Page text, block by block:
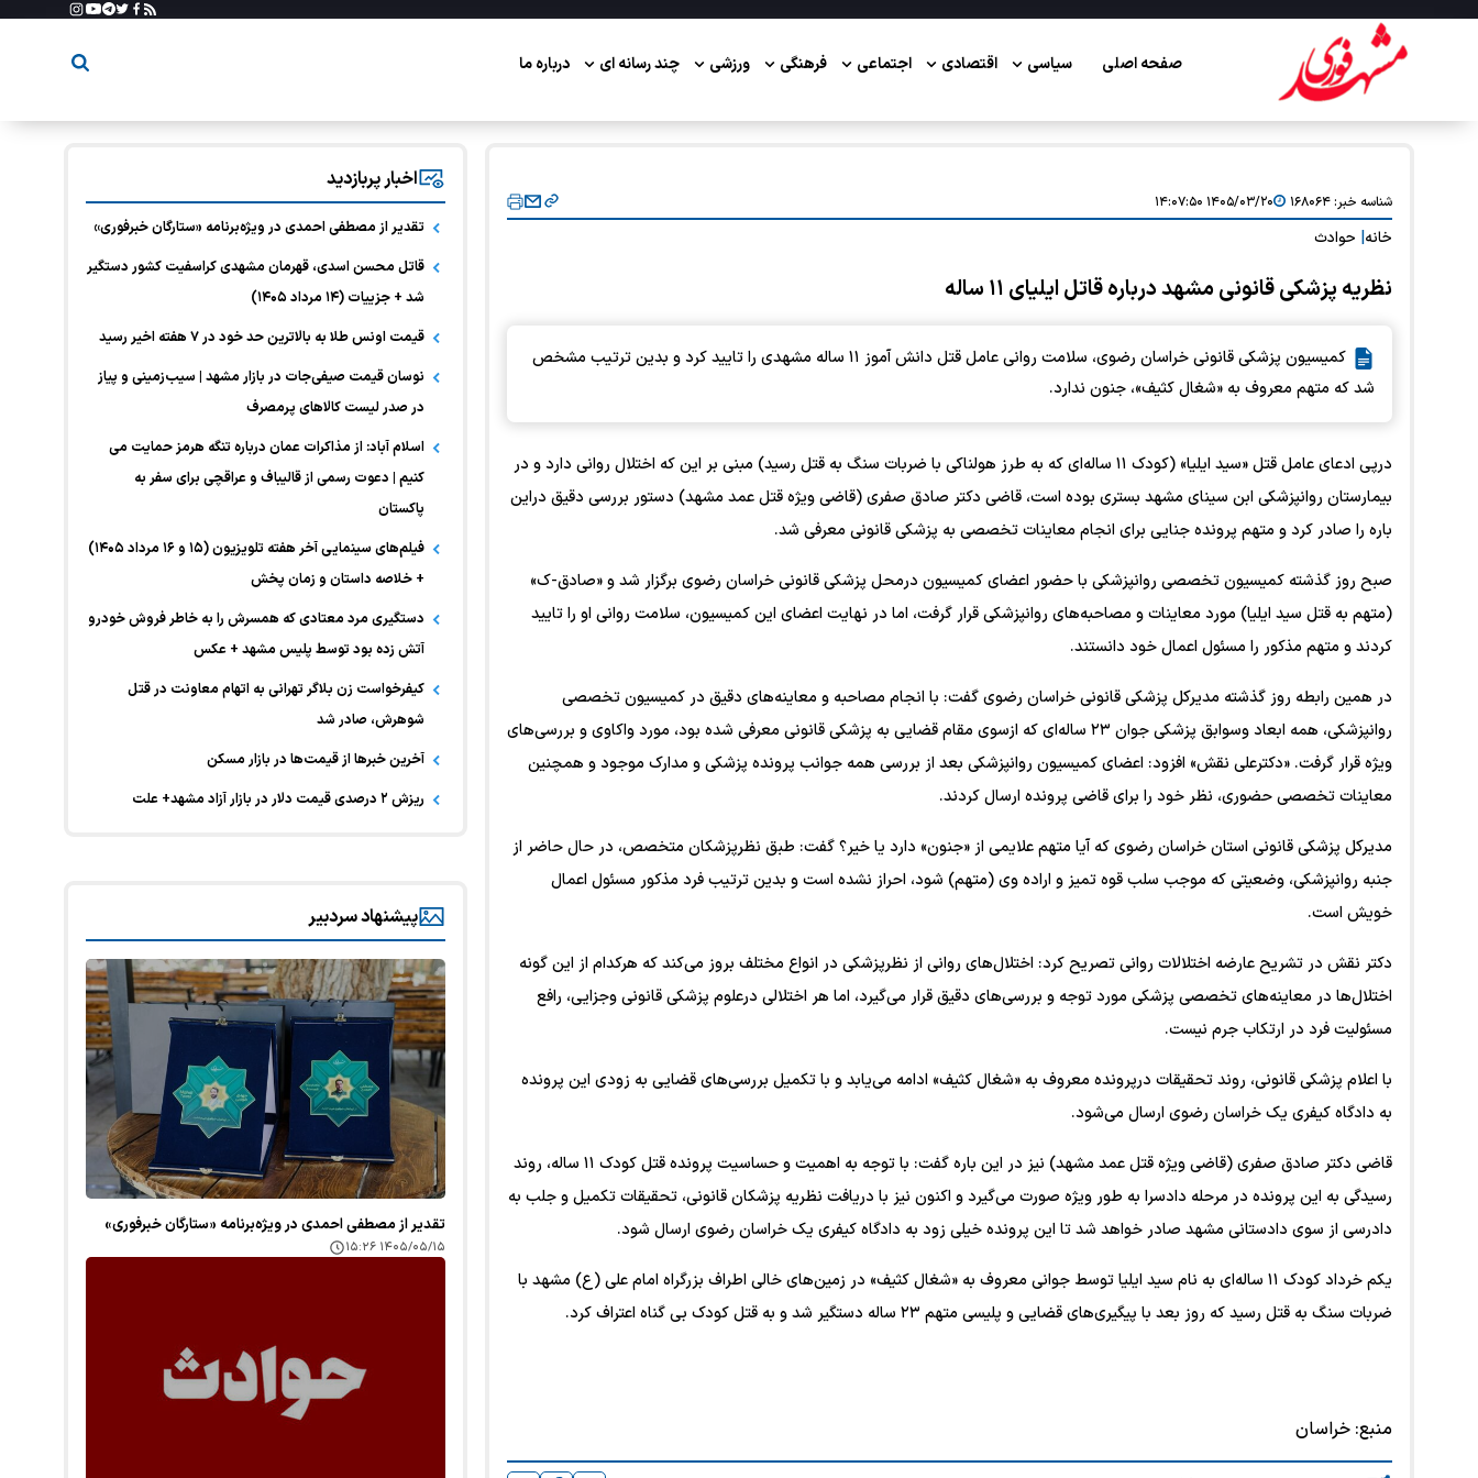
صفحه اصلی سیاسی اقتصادی اجتماعی فرهنگی ورزشی چند رسانه ای درباره ما
شناسه خبر:۱۶۸۰۶۴ ۱۴۰۵/۰۳/۲۰ ۱۴:۰۷:۵۰
خانه حوادث
نظریه پزشکی قانونی مشهد درباره قاتل ایلیای ۱۱ ساله
کمیسیون پزشکی قانونی خراسان رضوی، سلامت روانی عامل قتل دانش آموز ۱۱ ساله مشهدی را تایید کرد و بدین ترتیب مشخص
شد که متهم معروف به «شغال کثیف»، جنون ندارد.
درپی ادعای عامل قتل «سید ایلیا» (کودک ۱۱ ساله‌ای که به طرز هولناکی با ضربات سنگ به قتل رسید) مبنی بر این که اختلال روانی دارد و در
بیمارستان روانپزشکی ابن سینای مشهد بستری بوده است، قاضی دکتر صادق صفری (قاضی ویژه قتل عمد مشهد) دستور بررسی دقیق دراین
باره را صادر کرد و متهم پرونده جنایی برای انجام معاینات تخصصی به پزشکی قانونی معرفی شد.
صبح روز گذشته کمیسیون تخصصی روانپزشکی با حضور اعضای کمیسیون درمحل پزشکی قانونی خراسان رضوی برگزار شد و «صادق-ک»
(متهم به قتل سید ایلیا) مورد معاینات و مصاحبه‌های روانپزشکی قرار گرفت، اما در نهایت اعضای این کمیسیون، سلامت روانی او را تایید
کردند و متهم مذکور را مسئول اعمال خود دانستند.
در همین رابطه روز گذشته مدیرکل پزشکی قانونی خراسان رضوی گفت: با انجام مصاحبه و معاینه‌های دقیق در کمیسیون تخصصی
روانپزشکی، همه ابعاد وسوابق پزشکی جوان ۲۳ ساله‌ای که ازسوی مقام قضایی به پزشکی قانونی معرفی شده بود، مورد واکاوی و بررسی‌های
ویژه قرار گرفت. «دکترعلی نقش» افزود: اعضای کمیسیون روانپزشکی بعد از بررسی همه جوانب پرونده پزشکی و مدارک موجود و همچنین
معاینات تخصصی حضوری، نظر خود را برای قاضی پرونده ارسال کردند.
مدیرکل پزشکی قانونی استان خراسان رضوی که آیا متهم علایمی از «جنون» دارد یا خیر؟ گفت: طبق نظرپزشکان متخصص، در حال حاضر از
جنبه روانپزشکی، وضعیتی که موجب سلب قوه تمیز و اراده وی (متهم) شود، احراز نشده است و بدین ترتیب فرد مذکور مسئول اعمال
خویش است.
دکتر نقش در تشریح عارضه اختلالات روانی تصریح کرد: اختلال‌های روانی از نظرپزشکی در انواع مختلف بروز می‌کند که هرکدام از این گونه
اختلال‌ها در معاینه‌های تخصصی پزشکی مورد توجه و بررسی‌های دقیق قرار می‌گیرد، اما هر اختلالی درعلوم پزشکی قانونی وجزایی، رافع
مسئولیت فرد در ارتکاب جرم نیست.
با اعلام پزشکی قانونی، روند تحقیقات درپرونده معروف به «شغال کثیف» ادامه می‌یابد و با تکمیل بررسی‌های قضایی به زودی این پرونده
به دادگاه کیفری یک خراسان رضوی ارسال می‌شود.
قاضی دکتر صادق صفری (قاضی ویژه قتل عمد مشهد) نیز در این باره گفت: با توجه به اهمیت و حساسیت پرونده قتل کودک ۱۱ ساله، روند
رسیدگی به این پرونده در مرحله دادسرا به طور ویژه صورت می‌گیرد و اکنون نیز با دریافت نظریه پزشکان قانونی، تحقیقات تکمیل و جلب به
دادرسی از سوی دادستانی مشهد صادر خواهد شد تا این پرونده خیلی زود به دادگاه کیفری یک خراسان رضوی ارسال شود.
یکم خرداد کودک ۱۱ ساله‌ای به نام سید ایلیا توسط جوانی معروف به «شغال کثیف» در زمین‌های خالی اطراف بزرگراه امام علی (ع) مشهد با
ضربات سنگ به قتل رسید که روز بعد با پیگیری‌های قضایی و پلیسی متهم ۲۳ ساله دستگیر شد و به قتل کودک بی گناه اعتراف کرد.
منبع: خراسان
اخبار پربازدید
تقدیر از مصطفی احمدی در ویژه‌برنامه «ستارگان خبرفوری»
قاتل محسن اسدی، قهرمان مشهدی کراسفیت کشور دستگیر
شد + جزییات (۱۴ مرداد ۱۴۰۵)
قیمت اونس طلا به بالاترین حد خود در ۷ هفته اخیر رسید
نوسان قیمت صیفی‌جات در بازار مشهد | سیب‌زمینی و پیاز
در صدر لیست کالا‌های پرمصرف
اسلام آباد: از مذاکرات عمان درباره تنگه هرمز حمایت می
کنیم | دعوت رسمی از قالیباف و عراقچی برای سفر به
پاکستان
فیلم‌های سینمایی آخر هفته تلویزیون (۱۵ و ۱۶ مرداد ۱۴۰۵)
+ خلاصه داستان و زمان پخش
دستگیری مرد معتادی که همسرش را به خاطر فروش خودرو
آتش زده بود توسط پلیس مشهد + عکس
کیفرخواست زن بلاگر تهرانی به اتهام معاونت در قتل
شوهرش، صادر شد
آخرین خبر‌ها از قیمت‌ها در بازار مسکن
ریزش ۲ درصدی قیمت دلار در بازار آزاد مشهد+ علت
پیشنهاد سردبیر
تقدیر از مصطفی احمدی در ویژه‌برنامه «ستارگان خبرفوری»
۱۴۰۵/۰۵/۱۵ ۱۵:۲۶